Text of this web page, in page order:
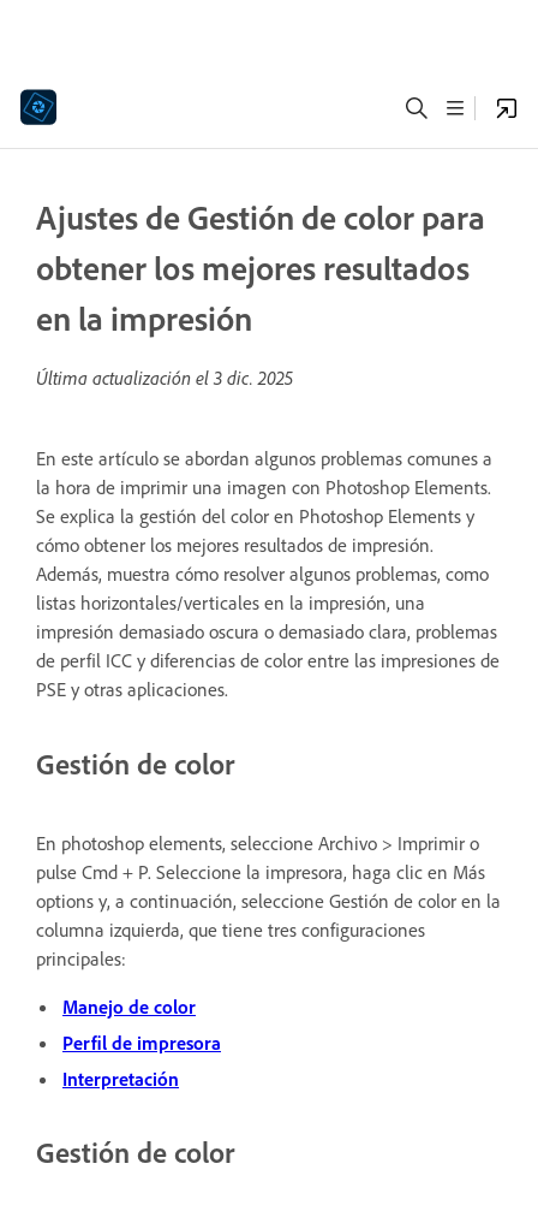
Ajustes de Gestión de color para
obtener los mejores resultados
en la impresión
Última actualización el 3 dic. 2025
En este artículo se abordan algunos problemas comunes a
la hora de imprimir una imagen con Photoshop Elements.
Se explica la gestión del color en Photoshop Elements y
cómo obtener los mejores resultados de impresión.
Además, muestra cómo resolver algunos problemas, como
listas horizontales/verticales en la impresión, una
impresión demasiado oscura o demasiado clara, problemas
de perfil ICC y diferencias de color entre las impresiones de
PSE y otras aplicaciones.
Gestión de color
En photoshop elements, seleccione Archivo > Imprimir o
pulse Cmd + P. Seleccione la impresora, haga clic en Más
options y, a continuación, seleccione Gestión de color en la
columna izquierda, que tiene tres configuraciones
principales:
Manejo de color
Perfil de impresora
Interpretación
Gestión de color